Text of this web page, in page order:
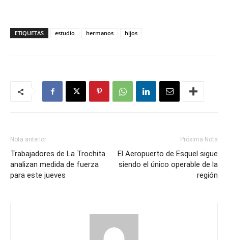
ETIQUETAS estudio hermanos hijos
Nota anterior
Trabajadores de La Trochita
analizan medida de fuerza
para este jueves
Próxima Nota
El Aeropuerto de Esquel sigue
siendo el único operable de la
región